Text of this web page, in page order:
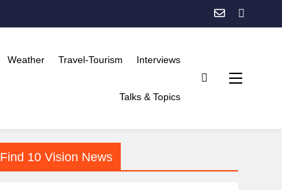
Weather Travel-Tourism Interviews
Talks & Topics
Find 10 Vision News